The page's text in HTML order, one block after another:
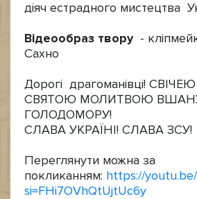
діяч естрадного мистецтва
Відеообраз твору -
Сахно
Дорогі драгоманівці!
СВЯТОЮ МОЛИТВОЮ
ГОЛОДОМОРУ!
СЛАВА УКРАЇНІ! СЛАВА ЗСУ!
Переглянути можна за
покликанням: https://
si=FHi7OVhQtUjtUc6y